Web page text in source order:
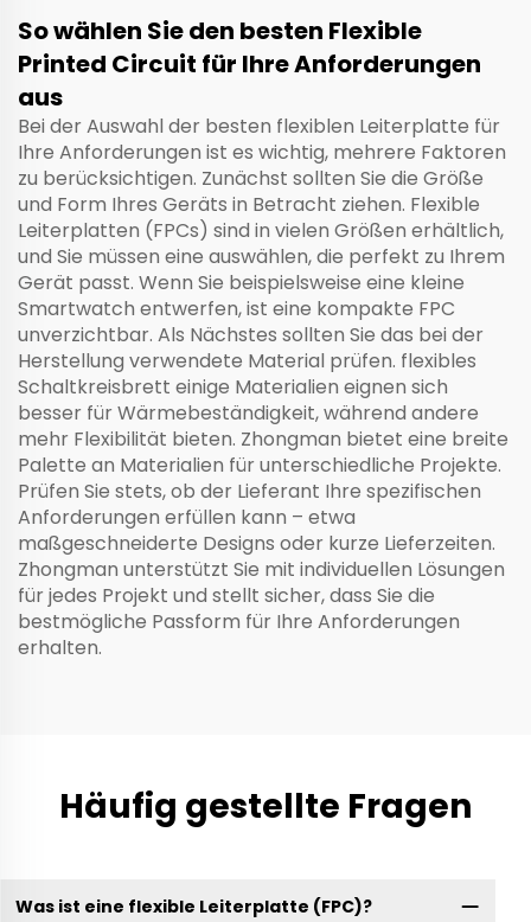
kundenspezifische
Größe für
Sicherheitsgurt-
Vorder- und
Rücksitzen
So wählen Sie den besten Flexible
Printed Circuit für Ihre Anforderungen
aus
Bei der Auswahl der besten flexiblen Leiterplatte für
Ihre Anforderungen ist es wichtig, mehrere Faktoren
zu berücksichtigen. Zunächst sollten Sie die Größe
und Form Ihres Geräts in Betracht ziehen. Flexible
Leiterplatten (FPCs) sind in vielen Größen erhältlich,
und Sie müssen eine auswählen, die perfekt zu Ihrem
Gerät passt. Wenn Sie beispielsweise eine kleine
Smartwatch entwerfen, ist eine kompakte FPC
unverzichtbar. Als Nächstes sollten Sie das bei der
Herstellung verwendete Material prüfen. flexibles
Schaltkreisbrett einige Materialien eignen sich
besser für Wärmebeständigkeit, während andere
mehr Flexibilität bieten. Zhongman bietet eine breite
Palette an Materialien für unterschiedliche Projekte.
Prüfen Sie stets, ob der Lieferant Ihre spezifischen
Anforderungen erfüllen kann – etwa
maßgeschneiderte Designs oder kurze Lieferzeiten.
Zhongman unterstützt Sie mit individuellen Lösungen
für jedes Projekt und stellt sicher, dass Sie die
bestmögliche Passform für Ihre Anforderungen
erhalten.
Häufig gestellte Fragen
Was ist eine flexible Leiterplatte (FPC)?